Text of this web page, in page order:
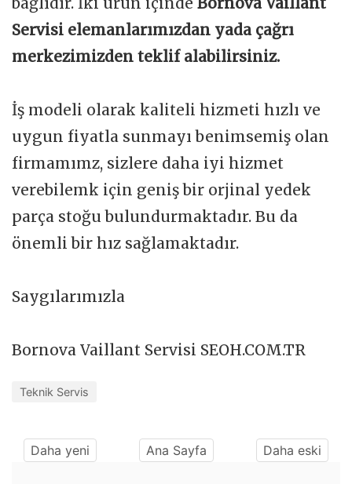
Servisi elemanlarımızdan yada çağrı
merkezimizden teklif alabilirsiniz.
İş modeli olarak kaliteli hizmeti hızlı ve
uygun fiyatla sunmayı benimsemiş olan
firmamımz, sizlere daha iyi hizmet
verebilemk için geniş bir orjinal yedek
parça stoğu bulundurmaktadır. Bu da
önemli bir hız sağlamaktadır.
Saygılarımızla
Bornova Vaillant Servisi SEOH.COM.TR
Teknik Servis
Daha yeni Ana Sayfa Daha eski